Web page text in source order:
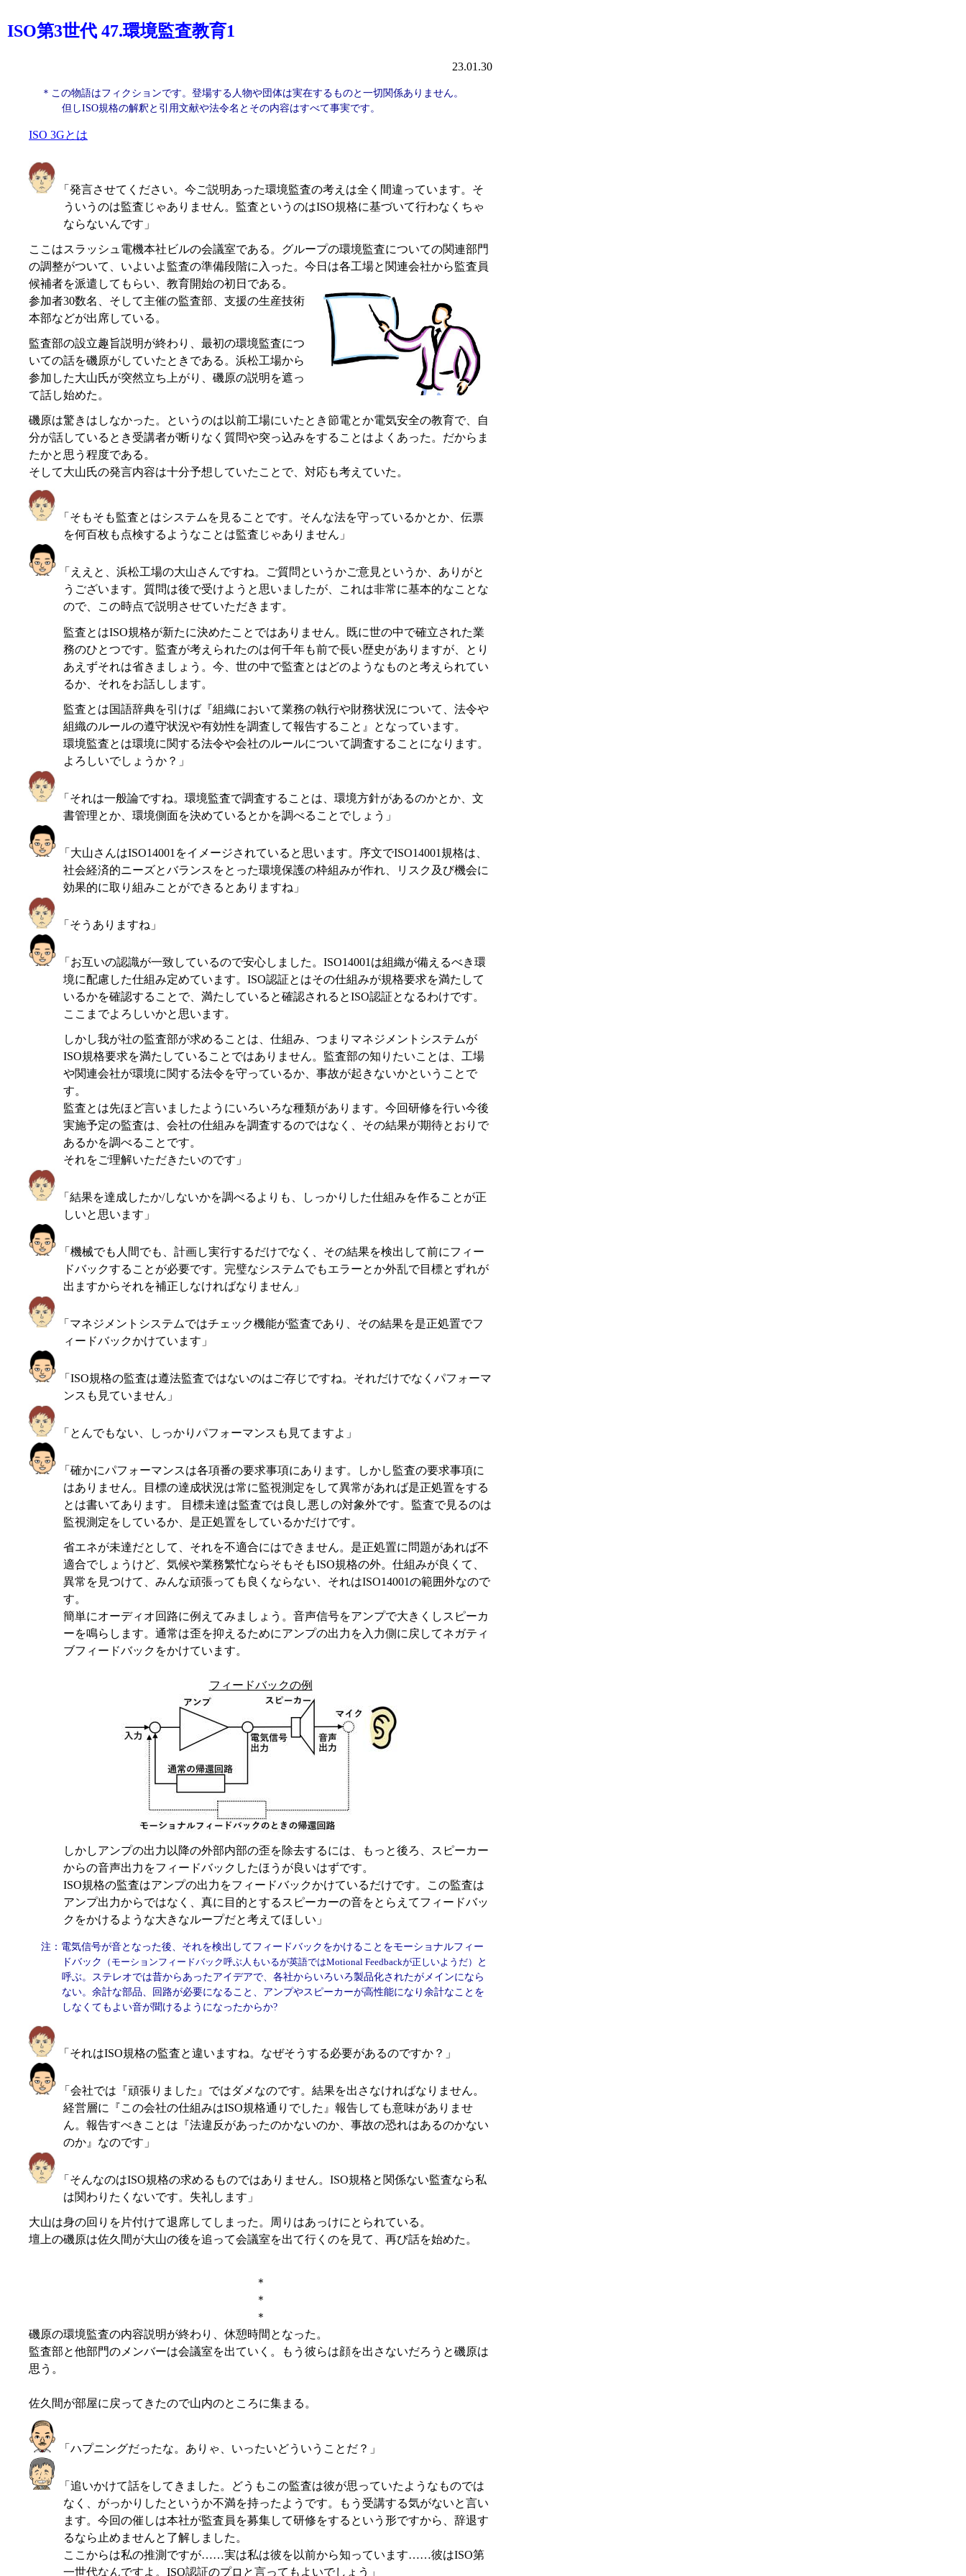
ISO第3世代 47.環境監査教育1
23.01.30
＊この物語はフィクションです。登場する人物や団体は実在するものと一切関係ありません。
但しISO規格の解釈と引用文献や法令名とその内容はすべて事実です。
ISO 3Gとは
「発言させてください。今ご説明あった環境監査の考えは全く間違っています。そ
ういうのは監査じゃありません。監査というのはISO規格に基づいて行わなくちゃ
ならないんです」
ここはスラッシュ電機本社ビルの会議室である。グループの環境監査についての関連部門
の調整がついて、いよいよ監査の準備段階に入った。今日は各工場と関連会社から監査員
候補者を派遣してもらい、教育開始の初日である。
参加者30数名、そして主催の監査部、支援の生産技術
本部などが出席している。
監査部の設立趣旨説明が終わり、最初の環境監査につ
いての話を磯原がしていたときである。浜松工場から
参加した大山氏が突然立ち上がり、磯原の説明を遮っ
て話し始めた。
磯原は驚きはしなかった。というのは以前工場にいたとき節電とか電気安全の教育で、自
分が話しているとき受講者が断りなく質問や突っ込みをすることはよくあった。だからま
たかと思う程度である。
そして大山氏の発言内容は十分予想していたことで、対応も考えていた。
「そもそも監査とはシステムを見ることです。そんな法を守っているかとか、伝票
を何百枚も点検するようなことは監査じゃありません」
「ええと、浜松工場の大山さんですね。ご質問というかご意見というか、ありがと
うございます。質問は後で受けようと思いましたが、これは非常に基本的なことな
ので、この時点で説明させていただきます。
監査とはISO規格が新たに決めたことではありません。既に世の中で確立された業
務のひとつです。監査が考えられたのは何千年も前で長い歴史がありますが、とり
あえずそれは省きましょう。今、世の中で監査とはどのようなものと考えられてい
るか、それをお話しします。
監査とは国語辞典を引けば『組織において業務の執行や財務状況について、法令や
組織のルールの遵守状況や有効性を調査して報告すること』となっています。
環境監査とは環境に関する法令や会社のルールについて調査することになります。
よろしいでしょうか？」
「それは一般論ですね。環境監査で調査することは、環境方針があるのかとか、文
書管理とか、環境側面を決めているとかを調べることでしょう」
「大山さんはISO14001をイメージされていると思います。序文でISO14001規格は、
社会経済的ニーズとバランスをとった環境保護の枠組みが作れ、リスク及び機会に
効果的に取り組みことができるとありますね」
「そうありますね」
「お互いの認識が一致しているので安心しました。ISO14001は組織が備えるべき環
境に配慮した仕組み定めています。ISO認証とはその仕組みが規格要求を満たして
いるかを確認することで、満たしていると確認されるとISO認証となるわけです。
ここまでよろしいかと思います。
しかし我が社の監査部が求めることは、仕組み、つまりマネジメントシステムが
ISO規格要求を満たしていることではありません。監査部の知りたいことは、工場
や関連会社が環境に関する法令を守っているか、事故が起きないかということで
す。
監査とは先ほど言いましたようにいろいろな種類があります。今回研修を行い今後
実施予定の監査は、会社の仕組みを調査するのではなく、その結果が期待とおりで
あるかを調べることです。
それをご理解いただきたいのです」
「結果を達成したか/しないかを調べるよりも、しっかりした仕組みを作ることが正
しいと思います」
「機械でも人間でも、計画し実行するだけでなく、その結果を検出して前にフィー
ドバックすることが必要です。完璧なシステムでもエラーとか外乱で目標とずれが
出ますからそれを補正しなければなりません」
「マネジメントシステムではチェック機能が監査であり、その結果を是正処置でフ
ィードバックかけています」
「ISO規格の監査は遵法監査ではないのはご存じですね。それだけでなくパフォーマ
ンスも見ていません」
「とんでもない、しっかりパフォーマンスも見てますよ」
「確かにパフォーマンスは各項番の要求事項にあります。しかし監査の要求事項に
はありません。目標の達成状況は常に監視測定をして異常があれば是正処置をする
とは書いてあります。 目標未達は監査では良し悪しの対象外です。監査で見るのは
監視測定をしているか、是正処置をしているかだけです。
省エネが未達だとして、それを不適合にはできません。是正処置に問題があれば不
適合でしょうけど、気候や業務繁忙ならそもそもISO規格の外。仕組みが良くて、
異常を見つけて、みんな頑張っても良くならない、それはISO14001の範囲外なので
す。
簡単にオーディオ回路に例えてみましょう。音声信号をアンプで大きくしスピーカ
ーを鳴らします。通常は歪を抑えるためにアンプの出力を入力側に戻してネガティ
ブフィードバックをかけています。
フィードバックの例
しかしアンプの出力以降の外部内部の歪を除去するには、もっと後ろ、スピーカー
からの音声出力をフィードバックしたほうが良いはずです。
ISO規格の監査はアンプの出力をフィードバックかけているだけです。この監査は
アンプ出力からではなく、真に目的とするスピーカーの音をとらえてフィードバッ
クをかけるような大きなループだと考えてほしい」
注：電気信号が音となった後、それを検出してフィードバックをかけることをモーショナルフィー
ドバック
（モーションフィードバック呼ぶ人もいるが英語ではMotional Feedbackが正しいようだ）
と
呼ぶ。ステレオでは昔からあったアイデアで、各社からいろいろ製品化されたがメインになら
ない。余計な部品、回路が必要になること、アンプやスピーカーが高性能になり余計なことを
しなくてもよい音が聞けるようになったからか?
「それはISO規格の監査と違いますね。なぜそうする必要があるのですか？」
「会社では『頑張りました』ではダメなのです。結果を出さなければなりません。
経営層に『この会社の仕組みはISO規格通りでした』報告しても意味がありませ
ん。報告すべきことは『法違反があったのかないのか、事故の恐れはあるのかない
のか』なのです」
「そんなのはISO規格の求めるものではありません。ISO規格と関係ない監査なら私
は関わりたくないです。失礼します」
大山は身の回りを片付けて退席してしまった。周りはあっけにとられている。
壇上の磯原は佐久間が大山の後を追って会議室を出て行くのを見て、再び話を始めた。
＊
＊
＊
磯原の環境監査の内容説明が終わり、休憩時間となった。
監査部と他部門のメンバーは会議室を出ていく。もう彼らは顔を出さないだろうと磯原は
思う。
佐久間が部屋に戻ってきたので山内のところに集まる。
「ハプニングだったな。ありゃ、いったいどういうことだ？」
「追いかけて話をしてきました。どうもこの監査は彼が思っていたようなものでは
なく、がっかりしたというか不満を持ったようです。もう受講する気がないと言い
ます。今回の催しは本社が監査員を募集して研修をするという形ですから、辞退す
るなら止めませんと了解しました。
ここからは私の推測ですが……実は私は彼を以前から知っています……彼はISO第
一世代なんですよ。ISO認証のプロと言ってもよいでしょう」